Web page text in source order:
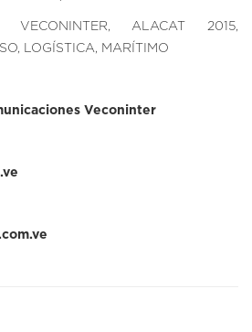
VECONINTER, ALACAT 2015,
LOGÍSTICA, MARÍTIMO
Veconinter